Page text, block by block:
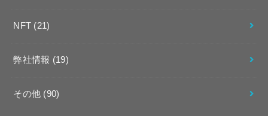
NFT (21)
弊社情報 (19)
その他 (90)